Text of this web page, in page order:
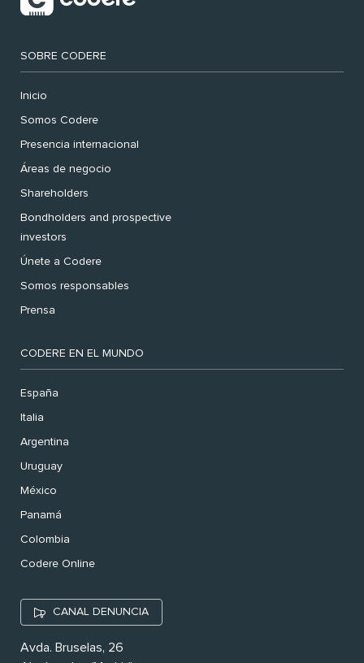
SOBRE CODERE
Inicio
Somos Codere
Presencia internacional
Áreas de negocio
Shareholders
Bondholders and prospective
investors
Únete a Codere
Somos responsables
Prensa
CODERE EN EL MUNDO
España
Italia
Argentina
Uruguay
México
Panamá
Colombia
Codere Online
CANAL DENUNCIA
Avda. Bruselas, 26